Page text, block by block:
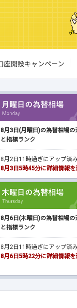
座開設キャンペーン
8月3日(月曜日)の為替相場の
と指標ランク
8月2日11時過ぎにアップ済み
8月3日5時45分に詳細情報を
8月6日(木曜日)の為替相場の
と指標ランク
8月2日11時過ぎにアップ済み
8月6日5時22分に詳細情報を